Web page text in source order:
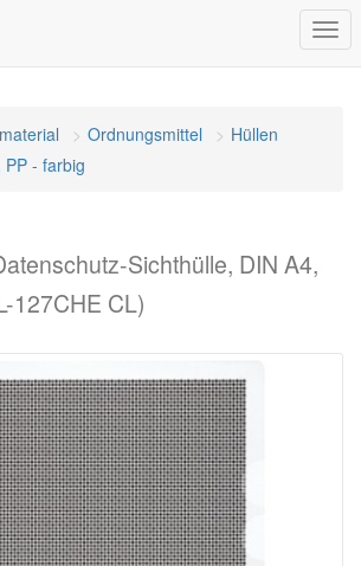
Ordnungsmittel
Hüllen
- farbig
Sichthülle, DIN A4,
127CHE CL)